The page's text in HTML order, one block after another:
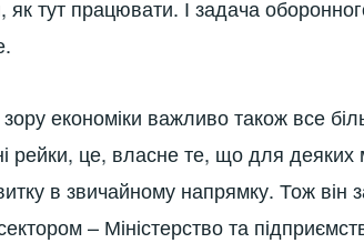
як тут працювати. І задача
економіки важливо також все
рейки, це, власне те, що для
в звичайному напрямку. Тож він
– Міністерство та